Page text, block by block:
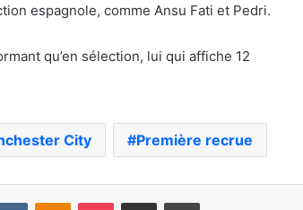
espagnole, comme Ansu Fati et Pedri.
qu’en sélection, lui qui affiche 12
City Première recrue
VKontakteOdnoklassniki
Pocket Partager par email Imprimer